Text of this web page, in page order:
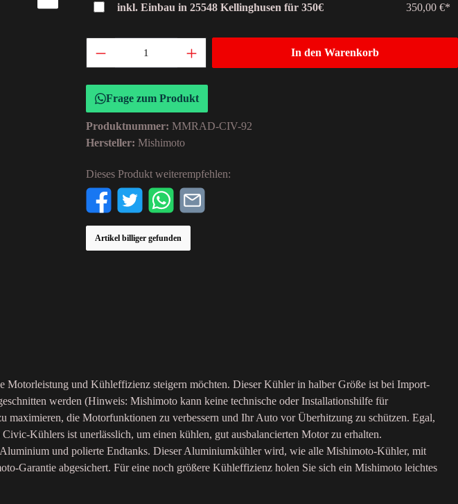
inkl. Einbau in 25548 Kellinghusen für 350€ 350,00 €*
In den Warenkorb
Frage zum Produkt
Produktnummer:MMRAD-CIV-92
Hersteller:Mishimoto
Dieses Produkt weiterempfehlen:
Artikel billiger gefunden
und Kühleffizienz steigern möchten. Dieser Kühler in halber Größe ist bei Import-
werden (Hinweis: Mishimoto kann keine technische oder Installationshilfe für
die Motorfunktionen zu verbessern und Ihr Auto vor Überhitzung zu schützen. Egal,
Kühlers ist unerlässlich, um einen kühlen, gut ausbalancierten Motor zu erhalten.
und polierte Endtanks. Dieser Aluminiumkühler wird, wie alle Mishimoto-Kühler, mit
Garantie abgesichert. Für eine noch größere Kühleffizienz holen Sie sich ein Mishimoto leichtes